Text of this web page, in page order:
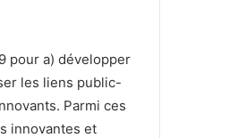
pour a) développer
les liens public-
Parmi ces
innovantes et